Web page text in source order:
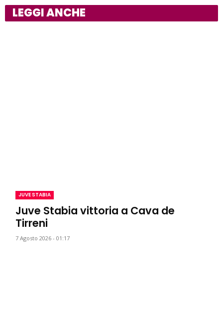
LEGGI ANCHE
JUVE STABIA
Juve Stabia vittoria a Cava de
Tirreni
7 Agosto 2026 - 01:17